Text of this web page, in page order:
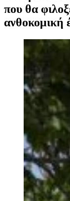
που θα
ανθοκομική